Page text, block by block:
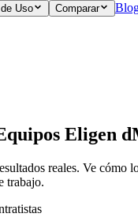
Uso Comparar
Eligen
reales. Ve cómo
trabajo.